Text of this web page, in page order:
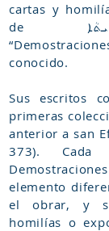
cartas y
de ܬܰܚܘܺܝܬܳܐ (taḥwyṯo,
conocido.
Sus escritos
primeras
anterior a san
373).
elemento
el obrar, y
homilías o